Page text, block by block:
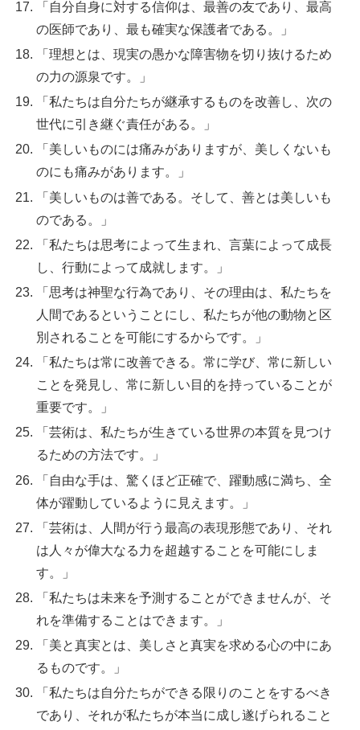
「自分自身に対する信仰は、最善の友であり、最高
の医師であり、最も確実な保護者である。」
「理想とは、現実の愚かな障害物を切り抜けるため
の力の源泉です。」
「私たちは自分たちが継承するものを改善し、次の
世代に引き継ぐ責任がある。」
「美しいものには痛みがありますが、美しくないも
のにも痛みがあります。」
「美しいものは善である。そして、善とは美しいも
のである。」
「私たちは思考によって生まれ、言葉によって成長
し、行動によって成就します。」
「思考は神聖な行為であり、その理由は、私たちを
人間であるということにし、私たちが他の動物と区
別されることを可能にするからです。」
「私たちは常に改善できる。常に学び、常に新しい
ことを発見し、常に新しい目的を持っていることが
重要です。」
「芸術は、私たちが生きている世界の本質を見つけ
るための方法です。」
「自由な手は、驚くほど正確で、躍動感に満ち、全
体が躍動しているように見えます。」
「芸術は、人間が行う最高の表現形態であり、それ
は人々が偉大なる力を超越することを可能にしま
す。」
「私たちは未来を予測することができませんが、そ
れを準備することはできます。」
「美と真実とは、美しさと真実を求める心の中にあ
るものです。」
「私たちは自分たちができる限りのことをするべき
であり、それが私たちが本当に成し遂げられること